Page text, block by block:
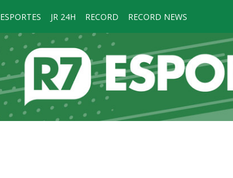
ESPORTES JR 24H RECORD RECORD NEWS